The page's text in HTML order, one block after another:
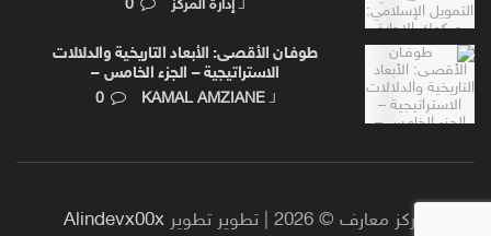
لـ إدارة المركز
طوفـان الأقصـى: الأبعاد التاريخية والدلالات
الاستراتيجية – الجزء الخامس –
لـ KAMAL AMZIANE
0
مركز معارف © 2026 | تطوير تطوير Alindevx00x